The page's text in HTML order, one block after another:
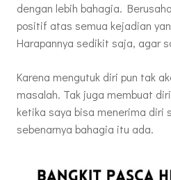
dengan lebih bahagia.
positif atas semua kejadian
Harapannya sedikit saja, agar
Karena mengutuk diri pun tak
masalah. Tak juga membuat
ketika saya bisa menerima diri
sebenarnya bahagia itu ada.